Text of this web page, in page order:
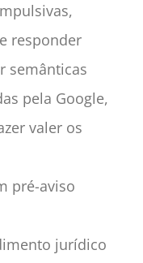
responder
semânticas
pela Google,
valer os
pré-aviso
jurídico